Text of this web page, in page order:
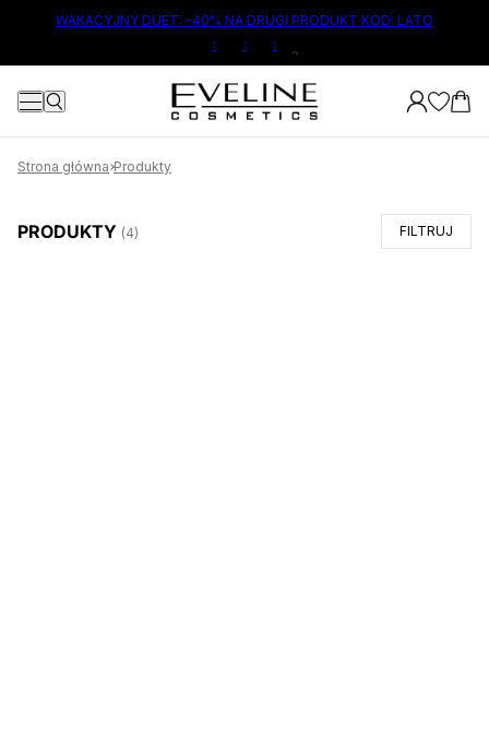
TREŚCI
WAKACYJNY DUET: -40% NA DRUGI PRODUKT KOD: LATO
:
: :
Strona główna Produkty
PRODUKTY (4) FILTRUJ